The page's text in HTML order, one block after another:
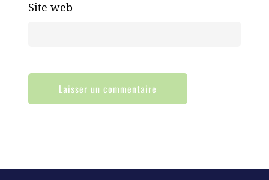
Site web